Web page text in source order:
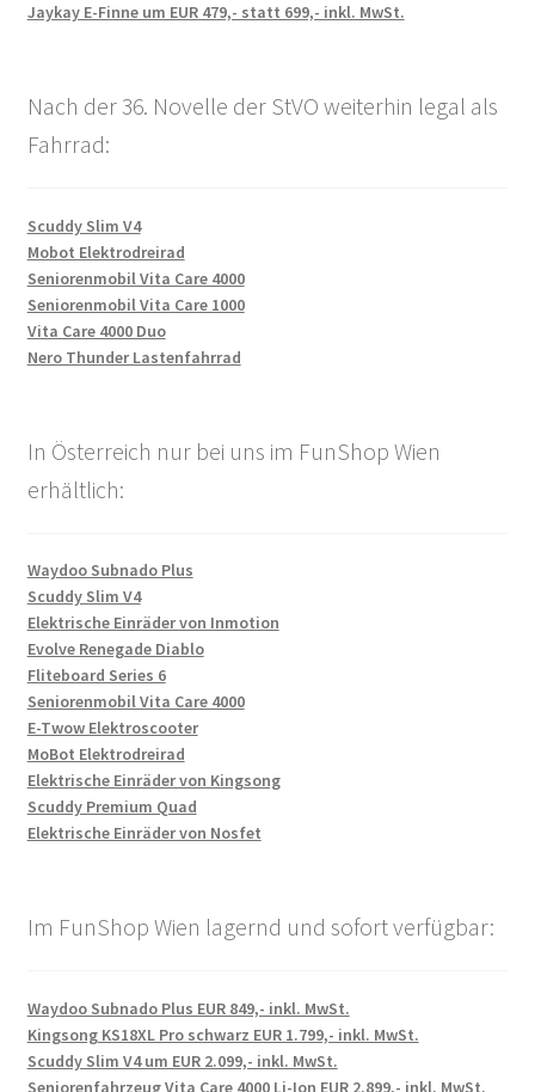
Jaykay E-Finne um EUR 479,- statt 699,- inkl. MwSt.
Nach der 36. Novelle der StVO weiterhin legal als
Fahrrad:
Scuddy Slim V4
Mobot Elektrodreirad
Seniorenmobil Vita Care 4000
Seniorenmobil Vita Care 1000
Vita Care 4000 Duo
Nero Thunder Lastenfahrrad
In Österreich nur bei uns im FunShop Wien
erhältlich:
Waydoo Subnado Plus
Scuddy Slim V4
Elektrische Einräder von Inmotion
Evolve Renegade Diablo
Fliteboard Series 6
Seniorenmobil Vita Care 4000
E-Twow Elektroscooter
MoBot Elektrodreirad
Elektrische Einräder von Kingsong
Scuddy Premium Quad
Elektrische Einräder von Nosfet
Im FunShop Wien lagernd und sofort verfügbar:
Waydoo Subnado Plus EUR 849,- inkl. MwSt.
Kingsong KS18XL Pro schwarz EUR 1.799,- inkl. MwSt.
Scuddy Slim V4 um EUR 2.099,- inkl. MwSt.
Seniorenfahrzeug Vita Care 4000 Li-Ion EUR 2.899,- inkl. MwSt.